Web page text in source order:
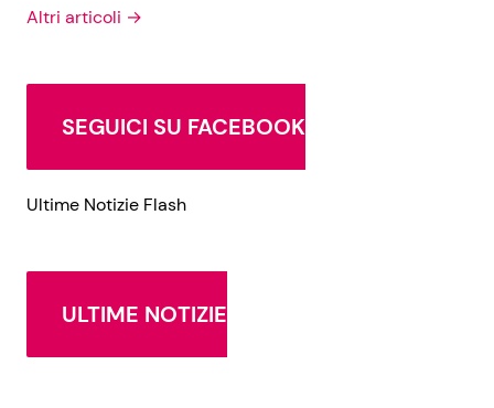
Altri articoli →
SEGUICI SU FACEBOOK
Ultime Notizie Flash
ULTIME NOTIZIE